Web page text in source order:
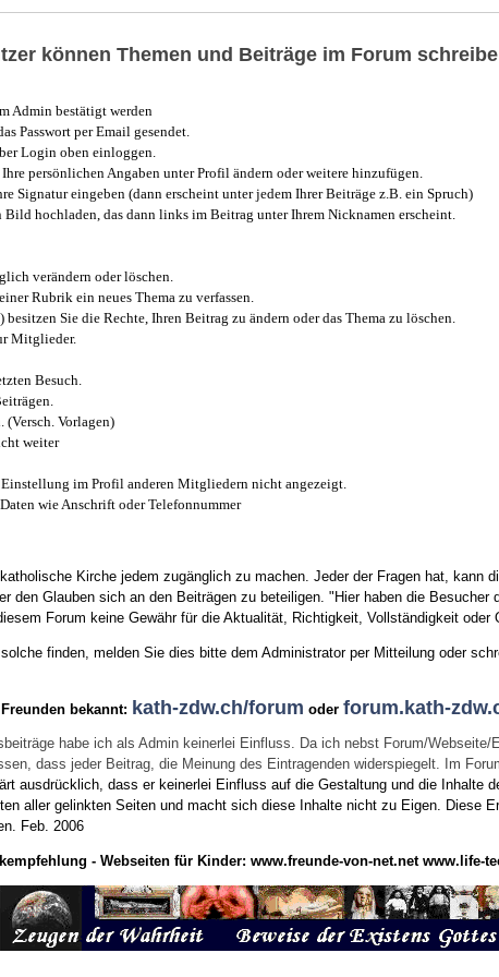
können Themen und Beiträge im Forum
Admin bestätigt werden
Passwort per Email gesendet.
Login oben einloggen.
persönlichen Angaben unter Profil ändern oder weitere hinzufügen.
Signatur eingeben (dann erscheint unter jedem Ihrer Beiträge z.B. ein Spruch)
hochladen, das dann links im Beitrag unter Ihrem Nicknamen erscheint.
verändern oder löschen.
Rubrik ein neues Thema zu verfassen.
besitzen Sie die Rechte, Ihren Beitrag zu ändern oder das Thema zu löschen.
Mitglieder.
Besuch.
(Versch. Vorlagen)
weiter
im Profil anderen Mitgliedern nicht angezeigt.
wie Anschrift oder Telefonnummer
Kirche jedem zugänglich zu machen. Jeder der Fragen hat, kann
den Glauben sich an den Beiträgen zu beteiligen. "Hier haben die
Forum keine Gewähr für die Aktualität, Richtigkeit, Vollständigkeit
finden, melden Sie dies bitte dem Administrator per Mitteilung oder
bekannt: kath-zdw.ch/forum oderforum.kath-
habe ich als Admin keinerlei Einfluss. Da ich nebst Forum/
dass jeder Beitrag, die Meinung des Eintragenden widerspiegelt. Im
ausdrücklich, dass er keinerlei Einfluss auf die Gestaltung und die Inhalte
aller gelinkten Seiten und macht sich diese Inhalte nicht zu Eigen. Diese
Feb. 2006
- Webseiten für Kinder: www.freunde-von-net.net www.life-